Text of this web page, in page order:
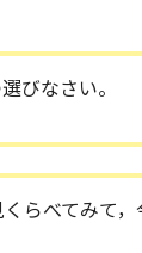
びなさい。
らべてみて